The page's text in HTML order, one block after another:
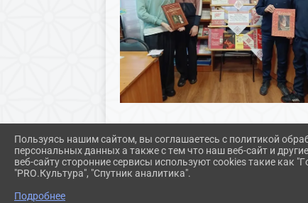
Пользуясь нашим сайтом, вы соглашаетесь с политикой
персональных данных а также с тем что наш веб-сайт и
веб-сайту сторонние сервисы используют cookies такие как
"PRO.Культура", "Спутник аналитика".
Подробнее